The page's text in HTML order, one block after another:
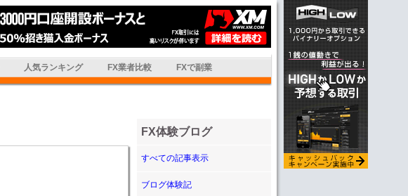
人気ランキング FX業者比較 FXで副業
FX体験ブログ
すべての記事表示
ブログ体験記